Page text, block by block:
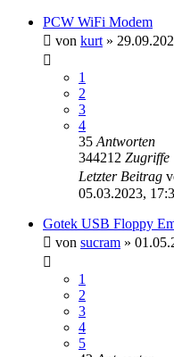
PCW WiFi Modem
von kurt »
1
2
3
4
35 Antworten
344212 Zugriffe
Letzter Beitrag
05.03.2023,
Gotek USB Floppy
von sucram »
1
2
3
4
5